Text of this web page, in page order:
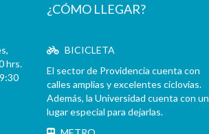
hrs.
¿CÓMO LLEGAR?
BICICLETA
El sector de Providencia cuenta con
calles amplias y excelentes ciclovías.
Además, la Universidad cuenta con un
lugar especial para dejarlas.